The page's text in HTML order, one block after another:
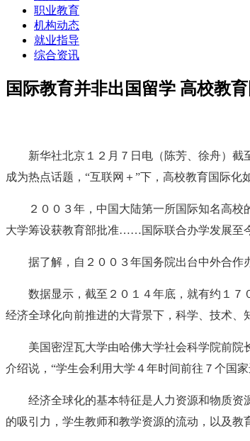
职业教育
机构动态
就业指导
综合资讯
国际教育并非出国留学 高校教
新华社北京１２月７日电（陈芳、徐舟）
成为热点话题，“互联网＋”下，高校教育国际化
２００３年，中国大陆第一所国际知名高
大学筹设获教育部批准……国际联合办学发展至
据了解，自２００３年国务院出台中外合作
数据显示，截至２０１４年底，就有约１
经济全球化向前推进的大背景下，科学、技术、
美国密涅瓦大学由哈佛大学社会科学院前院
介绍说，“学生会利用大学４年时间前往７个国
经济全球化的基本特征是人力资源和物质
的吸引力，学生教师和教学资源的流动，以及教